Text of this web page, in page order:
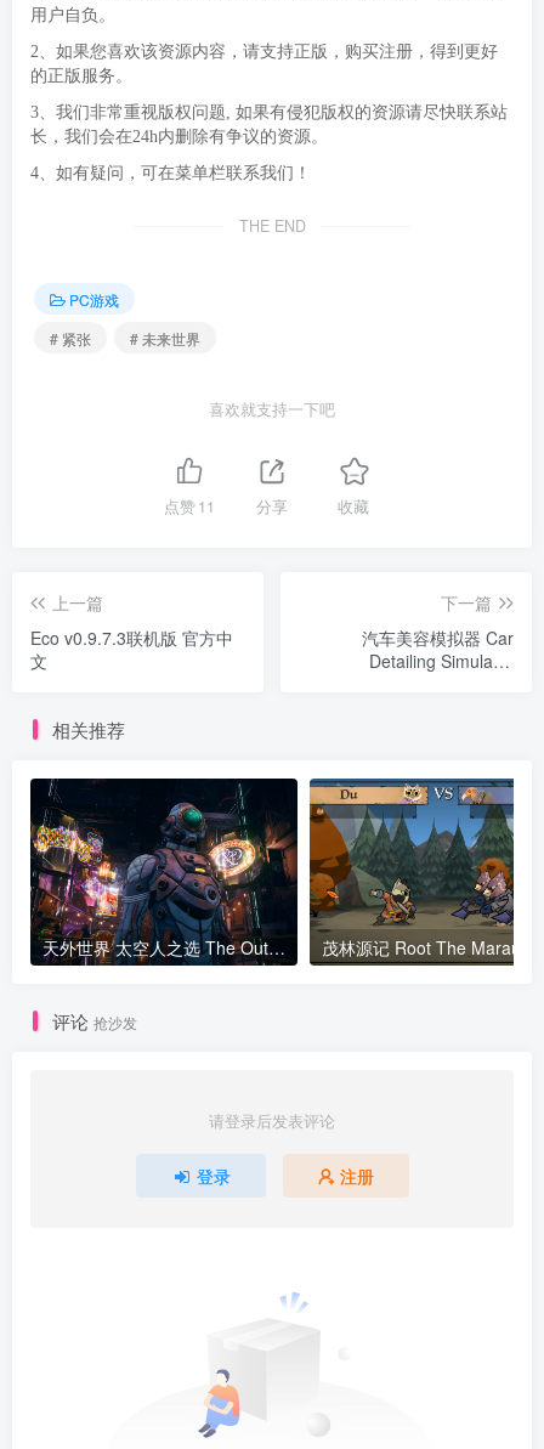
用户自负。
2、如果您喜欢该资源内容，请支持正版，购买注册，得到更好
的正版服务。
3、我们非常重视版权问题, 如果有侵犯版权的资源请尽快联系站
长，我们会在24h内删除有争议的资源。
4、如有疑问，可在菜单栏联系我们！
THE END
PC游戏
# 紧张
# 未来世界
喜欢就支持一下吧
点赞11 分享 收藏
上一篇
Eco v0.9.7.3联机版 官方中
文
下一篇
汽车美容模拟器 Car
Detailing Simulator
相关推荐
天外世界 太空人之选 The Outer Worlds Spacer’s Choice Edition v1.6411.19706.0版 集成全DLC 官方中文
评论 抢沙发
请登录后发表评论
登录 注册